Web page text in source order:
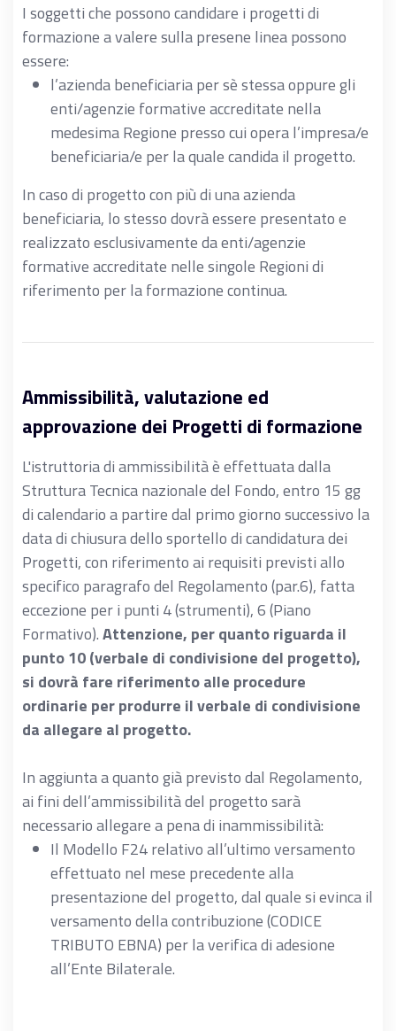
I soggetti che possono candidare i progetti di
formazione a valere sulla presene linea possono
essere:
l’azienda beneficiaria per sè stessa oppure gli
enti/agenzie formative accreditate nella
medesima Regione presso cui opera l’impresa/e
beneficiaria/e per la quale candida il progetto.
In caso di progetto con più di una azienda
beneficiaria, lo stesso dovrà essere presentato e
realizzato esclusivamente da enti/agenzie
formative accreditate nelle singole Regioni di
riferimento per la formazione continua.
Ammissibilità, valutazione ed
approvazione dei Progetti di formazione
L'istruttoria di ammissibilità è effettuata dalla
Struttura Tecnica nazionale del Fondo, entro 15 gg
di calendario a partire dal primo giorno successivo la
data di chiusura dello sportello di candidatura dei
Progetti, con riferimento ai requisiti previsti allo
specifico paragrafo del Regolamento (par.6), fatta
eccezione per i punti 4 (strumenti), 6 (Piano
Formativo).Attenzione, per quanto riguarda il
punto 10 (verbale di condivisione del progetto),
si dovrà fare riferimento alle procedure
ordinarie per produrre il verbale di condivisione
da allegare al progetto.
In aggiunta a quanto già previsto dal Regolamento,
ai fini dell’ammissibilità del progetto sarà
necessario allegare a pena di inammissibilità:
Il Modello F24 relativo all’ultimo versamento
effettuato nel mese precedente alla
presentazione del progetto, dal quale si evinca il
versamento della contribuzione (CODICE
TRIBUTO EBNA) per la verifica di adesione
all’Ente Bilaterale.